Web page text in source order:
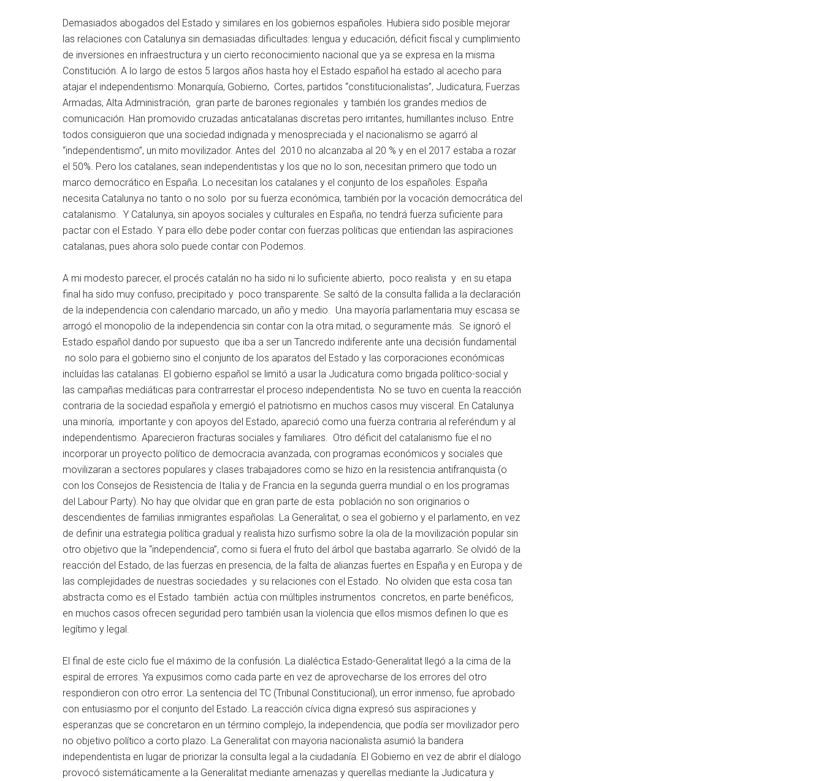
Demasiados abogados del Estado y similares en los gobiernos españoles. Hubiera sido posible mejorar
las relaciones con Catalunya sin demasiadas dificultades: lengua y educación, déficit fiscal y cumplimiento
de inversiones en infraestructura y un cierto reconocimiento nacional que ya se expresa en la misma
Constitución. A lo largo de estos 5 largos años hasta hoy el Estado español ha estado al acecho para
atajar el independentismo: Monarquía, Gobierno, Cortes, partidos “constitucionalistas”, Judicatura, Fuerzas
Armadas, Alta Administración, gran parte de barones regionales y también los grandes medios de
comunicación. Han promovido cruzadas anticatalanas discretas pero irritantes, humillantes incluso. Entre
todos consiguieron que una sociedad indignada y menospreciada y el nacionalismo se agarró al
“independentismo”, un mito movilizador. Antes del 2010 no alcanzaba al 20 % y en el 2017 estaba a rozar
el 50%. Pero los catalanes, sean independentistas y los que no lo son, necesitan primero que todo un
marco democrático en España. Lo necesitan los catalanes y el conjunto de los españoles. España
necesita Catalunya no tanto o no solo por su fuerza económica, también por la vocación democrática del
catalanismo. Y Catalunya, sin apoyos sociales y culturales en España, no tendrá fuerza suficiente para
pactar con el Estado. Y para ello debe poder contar con fuerzas políticas que entiendan las aspiraciones
catalanas, pues ahora solo puede contar con Podemos.
A mi modesto parecer, el procés catalán no ha sido ni lo suficiente abierto, poco realista y en su etapa
final ha sido muy confuso, precipitado y poco transparente. Se saltó de la consulta fallida a la declaración
de la independencia con calendario marcado, un año y medio. Una mayoría parlamentaria muy escasa se
arrogó el monopolio de la independencia sin contar con la otra mitad, o seguramente más. Se ignoró el
Estado español dando por supuesto que iba a ser un Tancredo indiferente ante una decisión fundamental
no solo para el gobierno sino el conjunto de los aparatos del Estado y las corporaciones económicas
incluídas las catalanas. El gobierno español se limitó a usar la Judicatura como brigada político-social y
las campañas mediáticas para contrarrestar el proceso independentista. No se tuvo en cuenta la reacción
contraria de la sociedad española y emergió el patriotismo en muchos casos muy visceral. En Catalunya
una minoría, importante y con apoyos del Estado, apareció como una fuerza contraria al referéndum y al
independentismo. Aparecieron fracturas sociales y familiares. Otro déficit del catalanismo fue el no
incorporar un proyecto político de democracia avanzada, con programas económicos y sociales que
movilizaran a sectores populares y clases trabajadores como se hizo en la resistencia antifranquista (o
con los Consejos de Resistencia de Italia y de Francia en la segunda guerra mundial o en los programas
del Labour Party). No hay que olvidar que en gran parte de esta población no son originarios o
descendientes de familias inmigrantes españolas. La Generalitat, o sea el gobierno y el parlamento, en vez
de definir una estrategia política gradual y realista hizo surfismo sobre la ola de la movilización popular sin
otro objetivo que la “independencia”, como si fuera el fruto del árbol que bastaba agarrarlo. Se olvidó de la
reacción del Estado, de las fuerzas en presencia, de la falta de alianzas fuertes en España y en Europa y de
las complejidades de nuestras sociedades y su relaciones con el Estado. No olviden que esta cosa tan
abstracta como es el Estado también actúa con múltiples instrumentos concretos, en parte benéficos,
en muchos casos ofrecen seguridad pero también usan la violencia que ellos mismos definen lo que es
legítimo y legal.
El final de este ciclo fue el máximo de la confusión. La dialéctica Estado-Generalitat llegó a la cima de la
espiral de errores. Ya expusimos como cada parte en vez de aprovecharse de los errores del otro
respondieron con otro error. La sentencia del TC (Tribunal Constitucional), un error inmenso, fue aprobado
con entusiasmo por el conjunto del Estado. La reacción cívica digna expresó sus aspiraciones y
esperanzas que se concretaron en un término complejo, la independencia, que podía ser movilizador pero
no objetivo político a corto plazo. La Generalitat con mayoria nacionalista asumió la bandera
independentista en lugar de priorizar la consulta legal a la ciudadanía. El Gobierno en vez de abrir el díalogo
provocó sistemáticamente a la Generalitat mediante amenazas y querellas mediante la Judicatura y